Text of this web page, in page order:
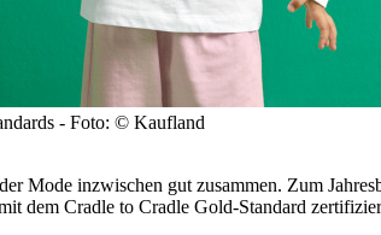
- Foto: © Kaufland
Mode inzwischen gut zusammen. Zum
Cradle to Cradle Gold-Standard